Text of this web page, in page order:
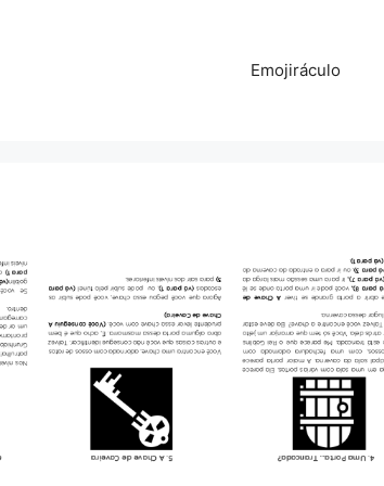
Emojiráculo